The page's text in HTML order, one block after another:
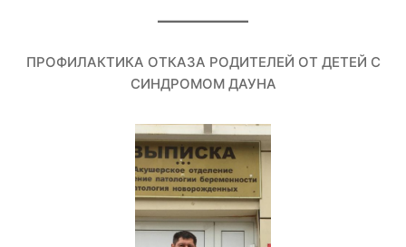
ПРОФИЛАКТИКА ОТКАЗА РОДИТЕЛЕЙ ОТ ДЕТЕЙ С
СИНДРОМОМ ДАУНА